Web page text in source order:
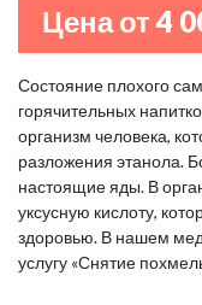
Цена от 4
Состояние плохого
горячительных
организм человека,
разложения этанола.
настоящие яды. В
уксусную кислоту,
здоровью. В нашем
услугу «Снятие